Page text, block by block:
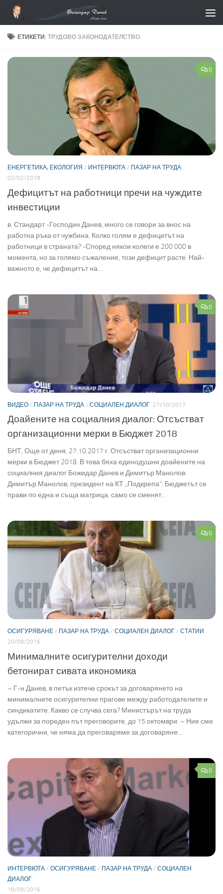
Към съдържанието
ЕТИКЕТИ:ТРУДОВО ЗАКОНОДАТЕЛСТВО
0
ЕНЕРГЕТИКА, ЕКОЛОГИЯ / ИНТЕРВЮТА / ПАЗАР НА ТРУДА
02/02/2018
Дефицитът на работници пречи на чуждите
инвестиции
в. Стандарт -Господин Данев, много се говори за внос на
работна ръка от чужбина. Колко голям е дефицитът на
работници в страната? -Според някои колеги е 200 000 в
момента, но за голямо съжаление, този дефицит расте. Най-
важното е, че дефицитът на...
0
ВИДЕО / ПАЗАР НА ТРУДА / СОЦИАЛЕН ДИАЛОГ 27/10/2017
Доайените на социалния диалог: Отсъстват
организационни мерки в Бюджет 2018
БНТ, Още от деня, 27.10.2017 г. Отсъстват организационни
мерки в Бюджет 2018. В това бяха единодушни доайените на
социалния диалог Божидар Данев и Димитър Манолов.
Димитър Манолов, президент на КТ „Подкрепа“: Бюджетът се
прави по една и съща матрица, само се сменят...
0
ОСИГУРЯВАНЕ / ПАЗАР НА ТРУДА / СОЦИАЛЕН ДИАЛОГ / СТАТИИ
20/09/2016
Минималните осигурителни доходи
бетонират сивата икономика
– Г-н Данев, в петък изтече срокът за договарянето на
минималните осигурителни прагове между работодателите и
синдикатите. Какво се случва сега? Министърът на труда
удължи за пореден път преговорите, до 15 октомври. – Ние сме
категорични, че няма да преговаряме за договаряне...
0
ИНТЕРВЮТА / ОСИГУРЯВАНЕ / ПАЗАР НА ТРУДА / СОЦИАЛЕН
ДИАЛОГ
18/09/2016